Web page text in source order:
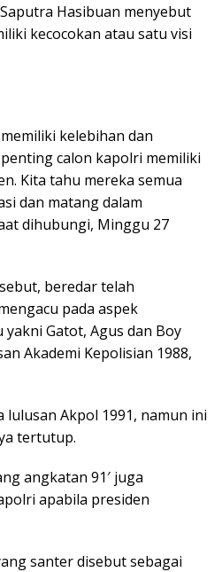
Hasibuan menyebut
kecocokan atau satu visi
kelebihan dan
calon kapolri memiliki
Kita tahu mereka semua
dan matang dalam
dihubungi, Minggu 27
beredar telah
pada aspek
Gatot, Agus dan Boy
Akademi Kepolisian 1988,
lulusan Akpol 1991, namun ini
tertutup.
angkatan 91′ juga
apabila presiden
santer disebut sebagai